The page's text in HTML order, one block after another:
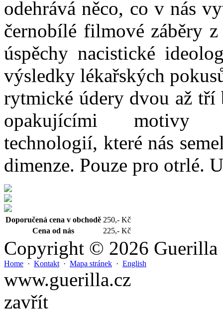
odehrává něco, co v nás
černobílé filmové záběry
úspěchy nacistické
výsledky lékařských
rytmické údery dvou až tří
opakujícími motivy
technologií, které nás
dimenze. Pouze pro otrlé.
Doporučená cena v obchodě 250,- Kč
Cena od nás
225,- Kč
Copyright © 2026 Guerilla
Home · Kontakt · Mapa stránek · English
www.guerilla.cz
zavřít